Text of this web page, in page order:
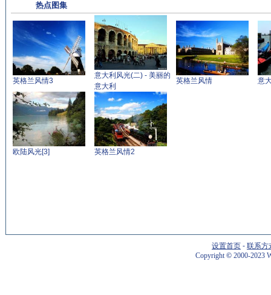
热点图集
英格兰风情3
意大利风光(二) - 美丽的
意大利
英格兰风情 意
欧陆风光[3] 英格兰风情2
设置首页 - 联系方
Copyright©2000-2023